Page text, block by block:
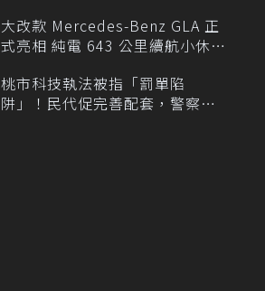
大改款 Mercedes-Benz GLA 正
式亮相 純電 643 公里續航小休
桃市科技執法被指「罰單陷
阱」！民代促完善配套，警察局